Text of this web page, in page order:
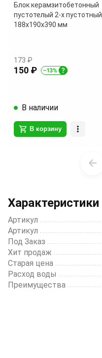
Блок керамзитобетонный
пустотелый 2-х пустотный
188х190х390 мм
173 ₽
150 ₽
В наличии
В корзину
20
Характеристики
Артикул
Артикул
Под Заказ
Хит продаж
Старая цена
Расход воды
Преимущества